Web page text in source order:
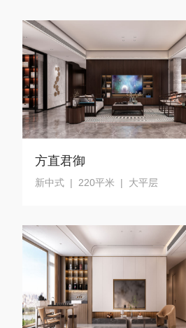
方直君御
新中式 | 220平米 | 大平层